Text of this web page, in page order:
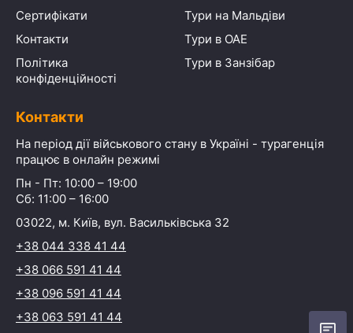
Сертифікати
Контакти
Політика
конфіденційності
Тури на Мальдіви
Тури в ОАЕ
Тури в Занзібар
Контакти
На період дії військового стану в Україні - турагенція
працює в онлайн режимі
Пн - Пт: 10:00 – 19:00
Сб: 11:00 – 16:00
03022, м. Київ, вул. Васильківська 32
+38 044 338 41 44
+38 066 591 41 44
+38 096 591 41 44
+38 063 591 41 44